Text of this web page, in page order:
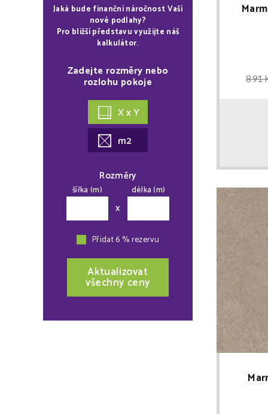
Jaká bude finanční náročnost Vaší
nové podlahy?
Pro bližší představu využijte náš
kalkulátor.
Zadejte rozměry nebo
rozlohu pokoje
X x Y
m2
Rozměry
šířka (m)
x
délka (m)
Přidat 6 % rezervu
Aktualizovat
všechny ceny
891